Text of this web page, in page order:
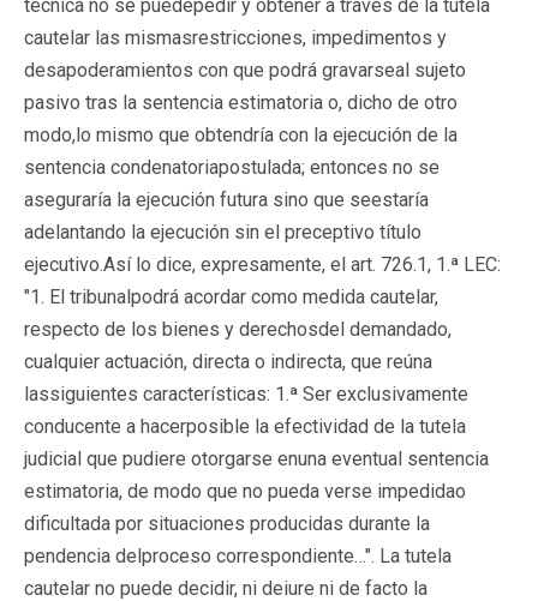
técnica no se puedepedir y obtener a través de la tutela
cautelar las mismasrestricciones, impedimentos y
desapoderamientos con que podrá gravarseal sujeto
pasivo tras la sentencia estimatoria o, dicho de otro
modo,lo mismo que obtendría con la ejecución de la
sentencia condenatoriapostulada; entonces no se
aseguraría la ejecución futura sino que seestaría
adelantando la ejecución sin el preceptivo título
ejecutivo.Así lo dice, expresamente, el art. 726.1, 1.ª LEC:
"1. El tribunalpodrá acordar como medida cautelar,
respecto de los bienes y derechosdel demandado,
cualquier actuación, directa o indirecta, que reúna
lassiguientes características: 1.ª Ser exclusivamente
conducente a hacerposible la efectividad de la tutela
judicial que pudiere otorgarse enuna eventual sentencia
estimatoria, de modo que no pueda verse impedidao
dificultada por situaciones producidas durante la
pendencia delproceso correspondiente…". La tutela
cautelar no puede decidir, ni deiure ni de facto la